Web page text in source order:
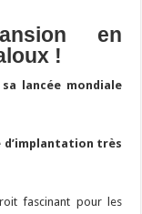
en
!
lancée mondiale
très
fascinant pour les